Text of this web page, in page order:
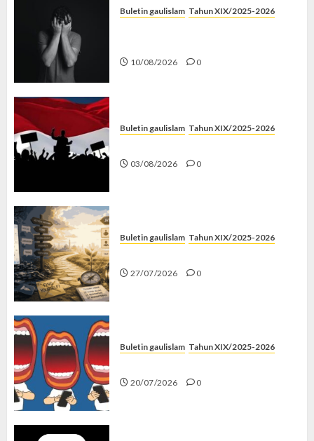
Buletin gaulislam Tahun XIX/2025-2026
10/08/2026 0
Buletin gaulislam Tahun XIX/2025-2026
03/08/2026 0
Buletin gaulislam Tahun XIX/2025-2026
27/07/2026 0
Buletin gaulislam Tahun XIX/2025-2026
20/07/2026 0